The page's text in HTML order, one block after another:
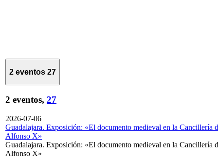
2 eventos 27
2 eventos, 27
2026-07-06
Guadalajara. Exposición: «El documento medieval en la Cancillería
Alfonso X»
Guadalajara. Exposición: «El documento medieval en la Cancillería
Alfonso X»